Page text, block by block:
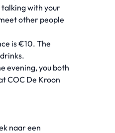
talking with your
other people
is €10. The
evening, you both
COC De Kroon
naar een